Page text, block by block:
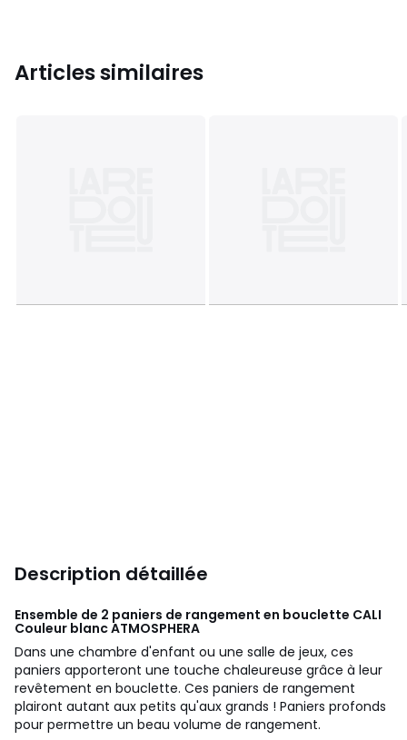
Articles similaires
Description détaillée
Ensemble de 2 paniers de rangement en bouclette CALI
Couleur blancATMOSPHERA
Dans une chambre d'enfant ou une salle de jeux, ces
paniers apporteront une touche chaleureuse grâce à leur
revêtement en bouclette. Ces paniers de rangement
plairont autant aux petits qu'aux grands ! Paniers profonds
pour permettre un beau volume de rangement.